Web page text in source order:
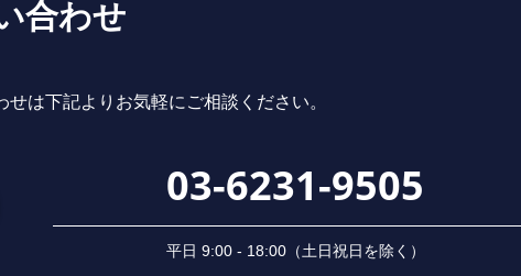
合わせ
は下記よりお気軽にご相談ください。
03-6231-9505
平⽇ 9:00 - 18:00（⼟⽇祝⽇を除く）